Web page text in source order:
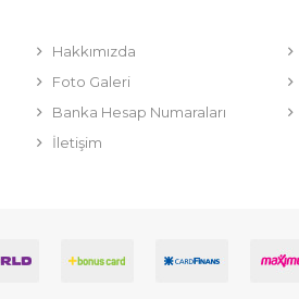
Hakkımızda
Foto Galeri
Banka Hesap Numaraları
İletişim